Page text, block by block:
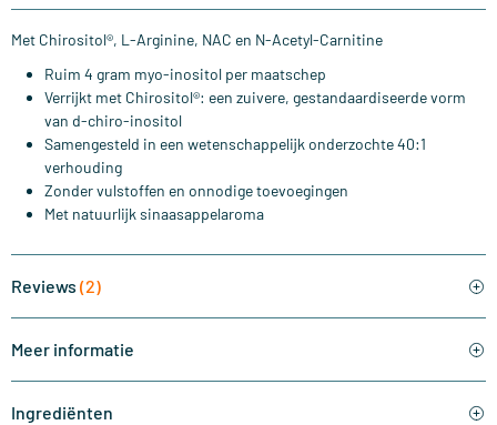
Met Chirositol®, L-Arginine, NAC en N-Acetyl-Carnitine
Ruim 4 gram myo-inositol per maatschep
Verrijkt met Chirositol®: een zuivere, gestandaardiseerde vorm
van d-chiro-inositol
Samengesteld in een wetenschappelijk onderzochte 40:1
verhouding
Zonder vulstoffen en onnodige toevoegingen
Met natuurlijk sinaasappelaroma
Reviews (2)
Meer informatie
Ingrediënten